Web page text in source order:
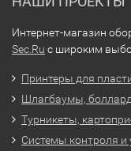
Интернет-магазин
Sec.Ru с широким
Принтеры для
Шлагбаумы,
Турникеты,
Системы контроля и